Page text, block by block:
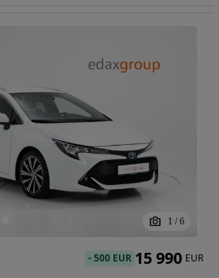
1 / 6
-500 EUR 15 990 EUR